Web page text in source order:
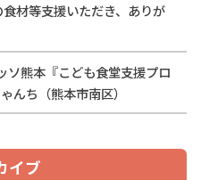
材等支援いただき、ありが
熊本『こども食堂支援プロ
んち（熊本市南区）
イブ